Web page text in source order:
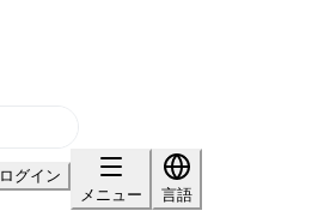
ログイン
メニュー
言語